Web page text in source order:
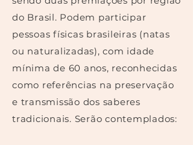
do Brasil. Podem participar
pessoas físicas brasileiras (natas
ou naturalizadas), com idade
mínima de 60 anos, reconhecidas
como referências na preservação
e transmissão dos saberes
tradicionais. Serão contemplados: